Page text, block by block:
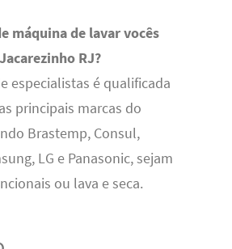
máquina de lavar vocês
RJ?
especialistas é qualificada
principais marcas do
Brastemp, Consul,
LG e Panasonic, sejam
ou lava e seca.